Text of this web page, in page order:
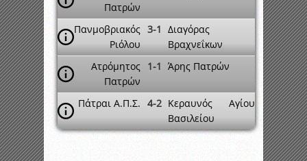
Πατρών
Πανμοβριακός
Ριόλου
3-1 Διαγόρας
Βραχνεΐκων
Ατρόμητος
Πατρών
1-1 Άρης Πατρών
Πάτραι Α.Π.Σ. 4-2 Κεραυνός Αγίου
Βασιλείου